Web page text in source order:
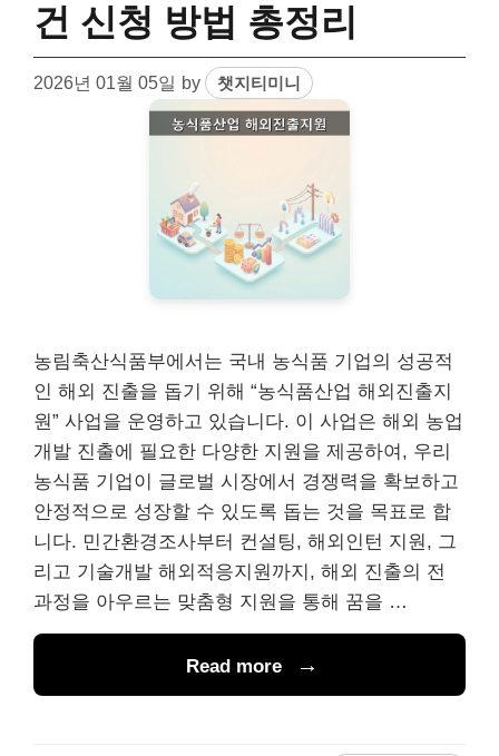
건 신청 방법 총정리
2026년 01월 05일 by 챗지티미니
농림축산식품부에서는 국내 농식품 기업의 성공적
인 해외 진출을 돕기 위해 “농식품산업 해외진출지
원” 사업을 운영하고 있습니다. 이 사업은 해외 농업
개발 진출에 필요한 다양한 지원을 제공하여, 우리
농식품 기업이 글로벌 시장에서 경쟁력을 확보하고
안정적으로 성장할 수 있도록 돕는 것을 목표로 합
니다. 민간환경조사부터 컨설팅, 해외인턴 지원, 그
리고 기술개발 해외적응지원까지, 해외 진출의 전
과정을 아우르는 맞춤형 지원을 통해 꿈을 …
Read more